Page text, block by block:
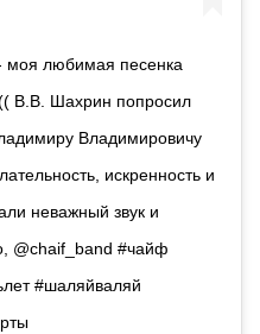
моя любимая песенка
В.В. Шахрин попросил
Владимировичу
искренность и
неважный звук и
@chaif_band #чайф
#шаляйваляй